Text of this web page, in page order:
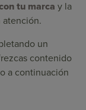
tu marca y la
atención.
un
contenido
a continuación